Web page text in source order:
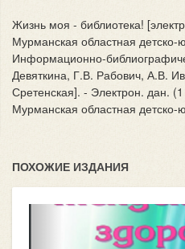
Жизнь моя - библиотека!
Мурманская областная детско-
Информационно-
Девяткина, Г.В. Рабович, А.В.
Сретенская]. - Электрон. дан.
Мурманская областная
ПОХОЖИЕ ИЗДАНИЯ